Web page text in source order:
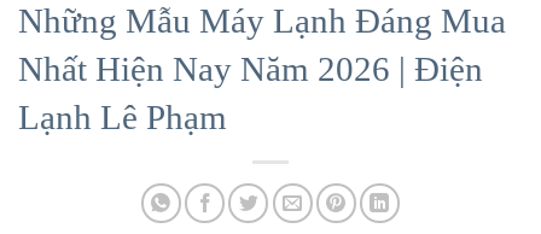
Những Mẫu Máy Lạnh Đáng Mua
Nhất Hiện Nay Năm 2026 | Điện
Lạnh Lê Phạm